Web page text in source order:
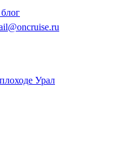
Все города
В Ростов-на-Дону
По Енисею
Урал